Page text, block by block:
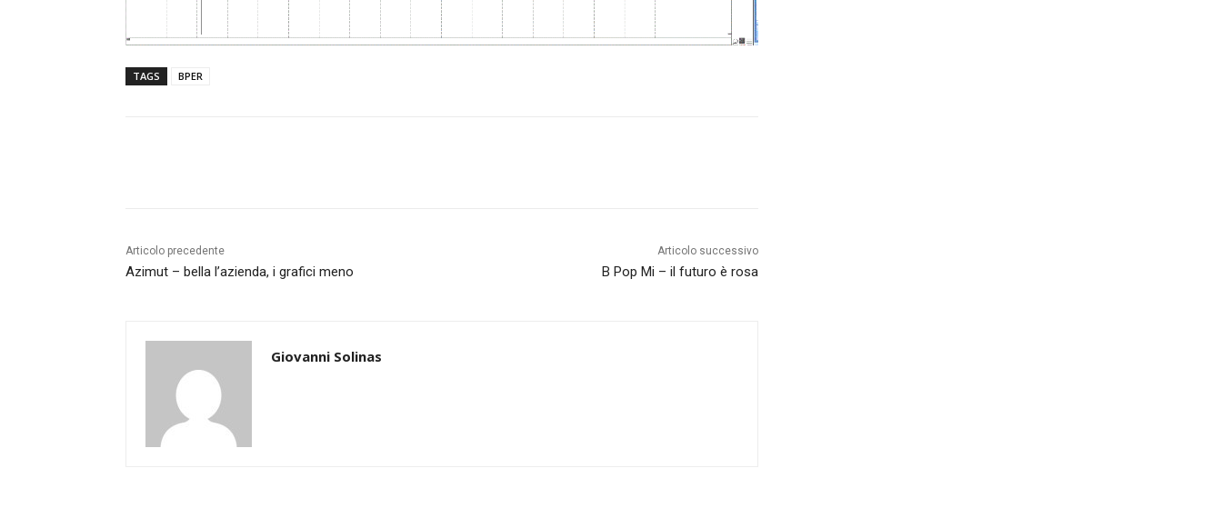
TAGS BPER
Articolo precedente
Azimut – bella l’azienda, i grafici meno
Articolo successivo
B Pop Mi – il futuro è rosa
Giovanni Solinas